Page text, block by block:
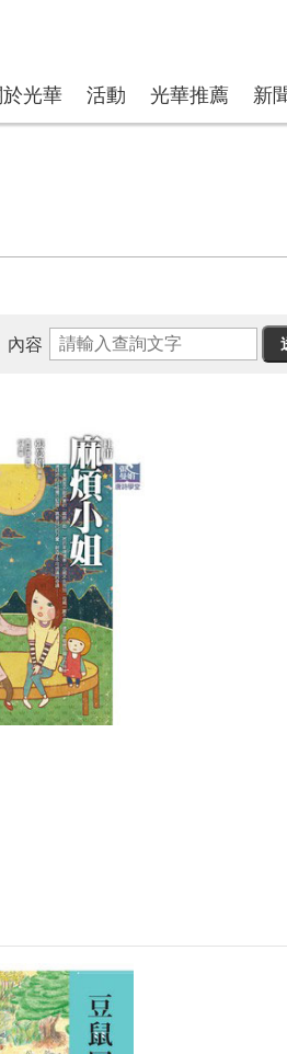
於光華 活動 光華推薦 新
內容